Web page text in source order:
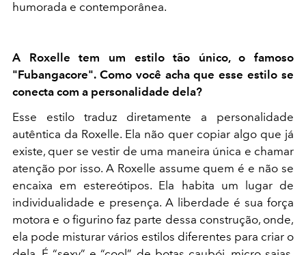
humorada e contemporânea.
A Roxelle tem um estilo tão único, o famoso
"Fubangacore". Como você acha que esse estilo se
conecta com a personalidade dela?
Esse estilo traduz diretamente a personalidade
autêntica da Roxelle. Ela não quer copiar algo que já
existe, quer se vestir de uma maneira única e chamar
atenção por isso. A Roxelle assume quem é e não se
encaixa em estereótipos. Ela habita um lugar de
individualidade e presença. A liberdade é sua força
motora e o figurino faz parte dessa construção, onde,
ela pode misturar vários estilos diferentes para criar o